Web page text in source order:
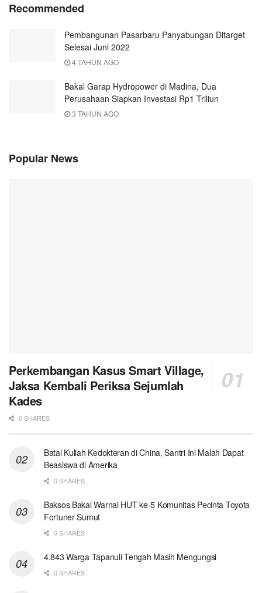
Recommended
Pembangunan Pasarbaru Panyabungan Ditarget
Selesai Juni 2022
4 TAHUN AGO
Bakal Garap Hydropower di Madina, Dua
Perusahaan Siapkan Investasi Rp1 Triliun
3 TAHUN AGO
Popular News
Perkembangan Kasus Smart Village,
Jaksa Kembali Periksa Sejumlah
Kades
0 SHARES
Batal Kuliah Kedokteran di China, Santri Ini Malah Dapat
Beasiswa di Amerika
0 SHARES
Baksos Bakal Warnai HUT ke-5 Komunitas Pecinta Toyota
Fortuner Sumut
0 SHARES
4.843 Warga Tapanuli Tengah Masih Mengungsi
0 SHARES